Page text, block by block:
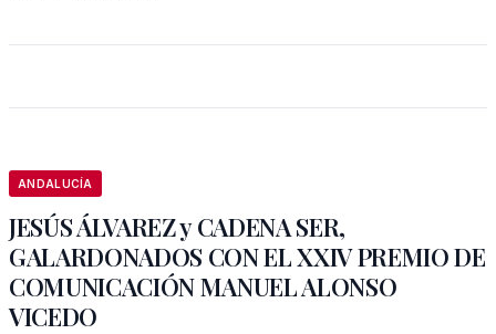
ANDALUCÍA
JESÚS ÁLVAREZ y CADENA SER,
GALARDONADOS CON EL XXIV PREMIO DE
COMUNICACIÓN MANUEL ALONSO
VICEDO